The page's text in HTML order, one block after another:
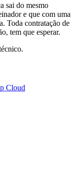
sai do mesmo
e que com uma
Toda contratação de
tem que esperar.
Cloud